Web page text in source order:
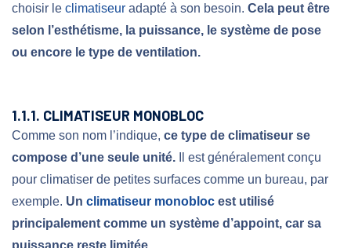
choisir le climatiseur adapté à son besoin. Cela peut être
selon l’esthétisme, la puissance, le système de pose
ou encore le type de ventilation.
1.1.1. CLIMATISEUR MONOBLOC
Comme son nom l’indique, ce type de climatiseur se
compose d’une seule unité. Il est généralement conçu
pour climatiser de petites surfaces comme un bureau, par
exemple. Un climatiseur monobloc est utilisé
principalement comme un système d’appoint, car sa
puissance reste limitée.